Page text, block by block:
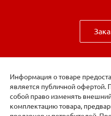
Информация о товаре
является публичной офертой.
собой право изменять
комплектацию товара,